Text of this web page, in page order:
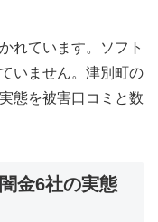
れています。ソフト
いません。津別町の
態を被害口コミと数
金6社の実態